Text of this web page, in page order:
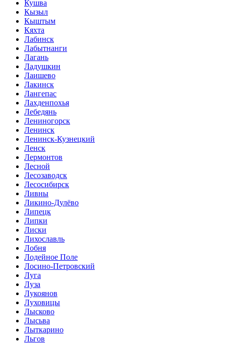
Кушва
Кызыл
Кыштым
Кяхта
Лабинск
Лабытнанги
Лагань
Ладушкин
Лаишево
Лакинск
Лангепас
Лахденпохья
Лебедянь
Лениногорск
Ленинск
Ленинск-Кузнецкий
Ленск
Лермонтов
Лесной
Лесозаводск
Лесосибирск
Ливны
Ликино-Дулёво
Липецк
Липки
Лиски
Лихославль
Лобня
Лодейное Поле
Лосино-Петровский
Луга
Луза
Лукоянов
Луховицы
Лысково
Лысьва
Лыткарино
Льгов